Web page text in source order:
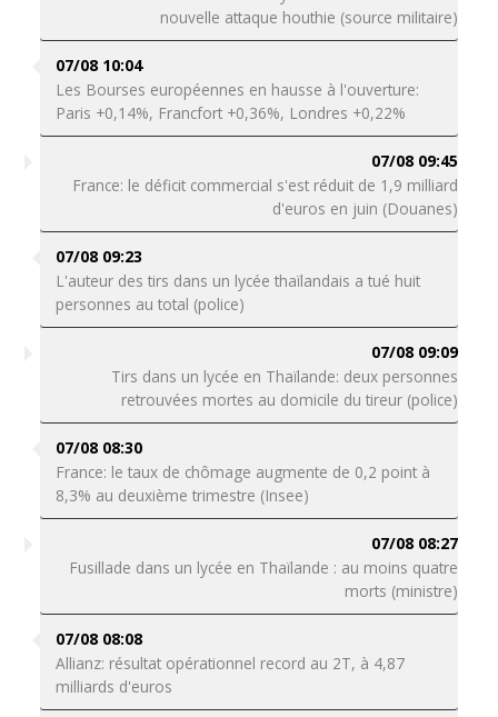
nouvelle attaque houthie (source militaire)
07/08 10:04
Les Bourses européennes en hausse à l'ouverture:
Paris +0,14%, Francfort +0,36%, Londres +0,22%
07/08 09:45
France: le déficit commercial s'est réduit de 1,9 milliard
d'euros en juin (Douanes)
07/08 09:23
L'auteur des tirs dans un lycée thaïlandais a tué huit
personnes au total (police)
07/08 09:09
Tirs dans un lycée en Thaïlande: deux personnes
retrouvées mortes au domicile du tireur (police)
07/08 08:30
France: le taux de chômage augmente de 0,2 point à
8,3% au deuxième trimestre (Insee)
07/08 08:27
Fusillade dans un lycée en Thaïlande : au moins quatre
morts (ministre)
07/08 08:08
Allianz: résultat opérationnel record au 2T, à 4,87
milliards d'euros